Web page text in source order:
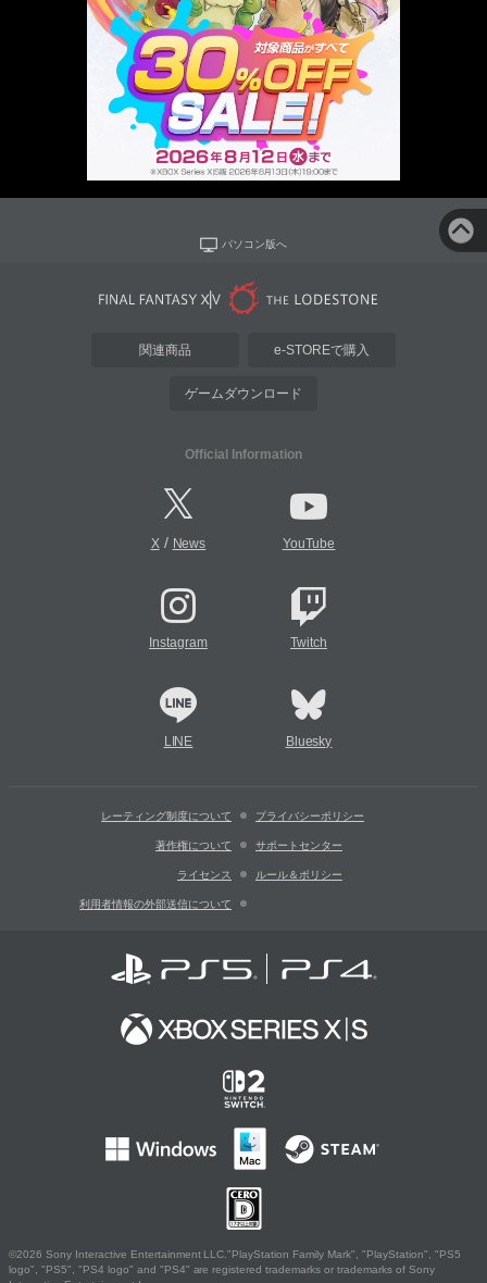
パソコン版へ
関連商品 e-STOREで購入
ゲームダウンロード
Official Information
X/ News YouTube
Instagram Twitch
LINE Bluesky
レーティング制度について プライバシーポリシー
著作権について サポートセンター
ライセンス ルール＆ポリシー
利用者情報の外部送信について
©2026 Sony Interactive Entertainment LLC."PlayStation Family Mark", "PlayStation", "PS5
logo", "PS5", "PS4 logo" and "PS4" are registered trademarks or trademarks of Sony